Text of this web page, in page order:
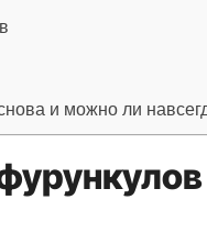
и можно ли